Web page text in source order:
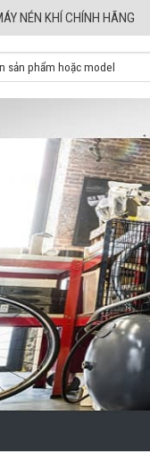
NÉN KHÍ CHÍNH HÃNG